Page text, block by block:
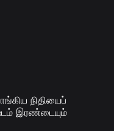
நிதியைப்
இரண்டையும்